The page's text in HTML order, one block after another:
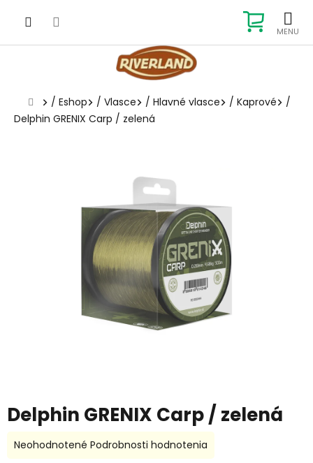
KOŠÍK
Domov
/ Eshop / Vlasce / Hlavné vlasce / Kaprové
/
Delphin GRENIX Carp / zelená
Delphin GRENIX Carp / zelená
Priemerné
Neohodnotené Podrobnosti hodnotenia